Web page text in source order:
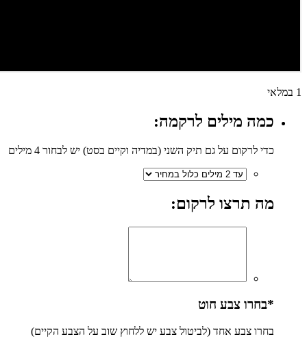
1 במלאי
כמה מילים לרקמה:
כדי לרקום על גם תיק השני (במדיה וקיים בסט) יש לבחור 4 מילים
מה תרצו לרקום:
*בחרו צבע חוט
בחרו צבע אחד (לביטול צבע יש ללחוץ שוב על הצבע הקיים)